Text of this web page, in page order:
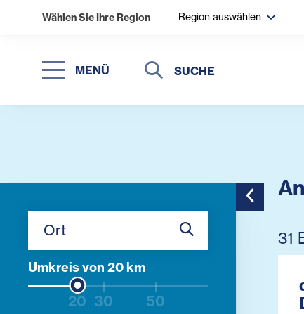
Wählen Sie Ihre Region Region auswählen
MENÜ
Suche
Suche
Toggle
Umkreis von 20 km
20 30 50
31